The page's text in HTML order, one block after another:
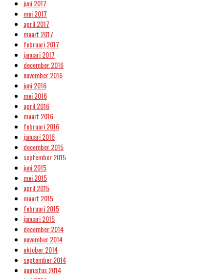
juni 2017
mei 2017
april 2017
maart 2017
februari 2017
januari 2017
december 2016
november 2016
juni 2016
mei 2016
april 2016
maart 2016
februari 2016
januari 2016
december 2015
september 2015
juni 2015
mei 2015
april 2015
maart 2015
februari 2015
januari 2015
december 2014
november 2014
oktober 2014
september 2014
augustus 2014